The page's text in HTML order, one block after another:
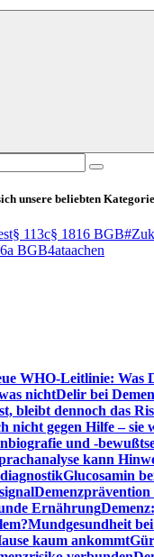
unsere beliebten
§ 113c§ 1816 BGB
BGB4ataachen
WHO-Leitlinie: Was
nichtDelir bei
bleibt dennoch das
nicht gegen Hilfe – sie
und -
kann
Glucosamin
Demenzprävention
Ernährung
Mundgesundheit
kaum ankommt